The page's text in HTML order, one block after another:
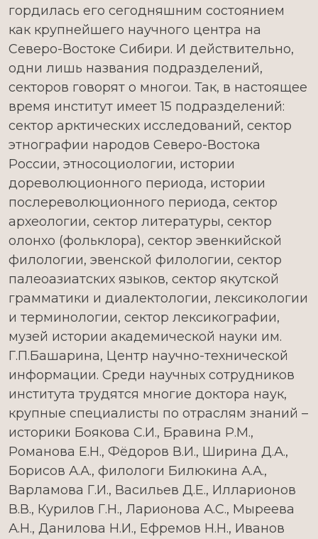
гордилась его сегодняшним состоянием
как крупнейшего научного центра на
Северо-Востоке Сибири. И действительно,
одни лишь названия подразделений,
секторов говорят о многои. Так, в настоящее
время институт имеет 15 подразделений:
сектор арктических исследований, сектор
этнографии народов Северо-Востока
России, этносоциологии, истории
дореволюционного периода, истории
послереволюционного периода, сектор
археологии, сектор литературы, сектор
олонхо (фольклора), сектор эвенкийской
филологии, эвенской филологии, сектор
палеоазиатских языков, сектор якутской
грамматики и диалектологии, лексикологии
и терминологии, сектор лексикографии,
музей истории академической науки им.
Г.П.Башарина, Центр научно-технической
информации. Среди научных сотрудников
института трудятся многие доктора наук,
крупные специалисты по отраслям знаний –
историки Боякова С.И., Бравина Р.М.,
Романова Е.Н., Фёдоров В.И., Ширина Д.А.,
Борисов А.А., филологи Билюкина А.А.,
Варламова Г.И., Васильев Д.Е., Илларионов
В.В., Курилов Г.Н., Ларионова А.С., Мыреева
А.Н., Данилова Н.И., Ефремов Н.Н., Иванов